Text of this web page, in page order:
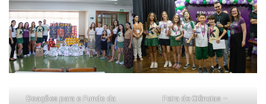
Doações para o Fundo da
Feira de Ciências –